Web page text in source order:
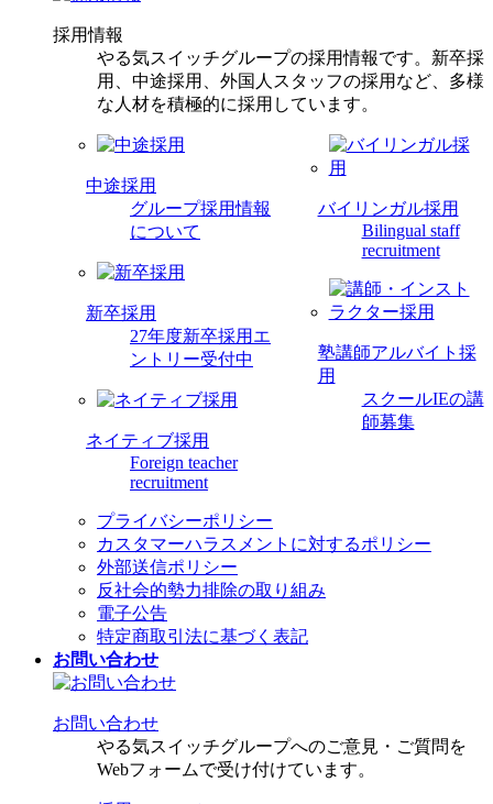
採用情報
やる気スイッチグループの採用情報です。新卒採
用、中途採用、外国人スタッフの採用など、多様
な人材を積極的に採用しています。
中途採用
グループ採用情報
について
新卒採用
27年度新卒採用エ
ントリー受付中
ネイティブ採用
Foreign teacher
recruitment
バイリンガル採用
Bilingual staff
recruitment
塾講師アルバイト採
用
スクールIEの講
師募集
プライバシーポリシー
カスタマーハラスメントに対するポリシー
外部送信ポリシー
反社会的勢力排除の取り組み
電子公告
特定商取引法に基づく表記
お問い合わせ
お問い合わせ
やる気スイッチグループへのご意見・ご質問を
Webフォームで受け付けています。